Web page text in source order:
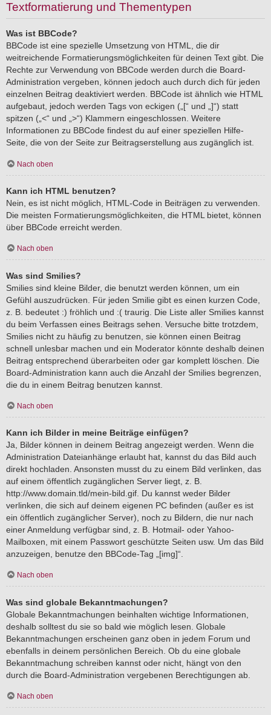
Textformatierung und Thementypen
Was ist BBCode?
BBCode ist eine spezielle Umsetzung von HTML, die dir
weitreichende Formatierungsmöglichkeiten für deinen Text gibt. Die
Rechte zur Verwendung von BBCode werden durch die Board-
Administration vergeben, können jedoch auch durch dich für jeden
einzelnen Beitrag deaktiviert werden. BBCode ist ähnlich wie HTML
aufgebaut, jedoch werden Tags von eckigen („[“ und „]“) statt
spitzen („<“ und „>“) Klammern eingeschlossen. Weitere
Informationen zu BBCode findest du auf einer speziellen Hilfe-
Seite, die von der Seite zur Beitragserstellung aus zugänglich ist.
Nach oben
Kann ich HTML benutzen?
Nein, es ist nicht möglich, HTML-Code in Beiträgen zu verwenden.
Die meisten Formatierungsmöglichkeiten, die HTML bietet, können
über BBCode erreicht werden.
Nach oben
Was sind Smilies?
Smilies sind kleine Bilder, die benutzt werden können, um ein
Gefühl auszudrücken. Für jeden Smilie gibt es einen kurzen Code,
z. B. bedeutet :) fröhlich und :( traurig. Die Liste aller Smilies kannst
du beim Verfassen eines Beitrags sehen. Versuche bitte trotzdem,
Smilies nicht zu häufig zu benutzen, sie können einen Beitrag
schnell unlesbar machen und ein Moderator könnte deshalb deinen
Beitrag entsprechend überarbeiten oder gar komplett löschen. Die
Board-Administration kann auch die Anzahl der Smilies begrenzen,
die du in einem Beitrag benutzen kannst.
Nach oben
Kann ich Bilder in meine Beiträge einfügen?
Ja, Bilder können in deinem Beitrag angezeigt werden. Wenn die
Administration Dateianhänge erlaubt hat, kannst du das Bild auch
direkt hochladen. Ansonsten musst du zu einem Bild verlinken, das
auf einem öffentlich zugänglichen Server liegt, z. B.
http://www.domain.tld/mein-bild.gif. Du kannst weder Bilder
verlinken, die sich auf deinem eigenen PC befinden (außer es ist
ein öffentlich zugänglicher Server), noch zu Bildern, die nur nach
einer Anmeldung verfügbar sind, z. B. Hotmail- oder Yahoo-
Mailboxen, mit einem Passwort geschützte Seiten usw. Um das Bild
anzuzeigen, benutze den BBCode-Tag „[img]“.
Nach oben
Was sind globale Bekanntmachungen?
Globale Bekanntmachungen beinhalten wichtige Informationen,
deshalb solltest du sie so bald wie möglich lesen. Globale
Bekanntmachungen erscheinen ganz oben in jedem Forum und
ebenfalls in deinem persönlichen Bereich. Ob du eine globale
Bekanntmachung schreiben kannst oder nicht, hängt von den
durch die Board-Administration vergebenen Berechtigungen ab.
Nach oben